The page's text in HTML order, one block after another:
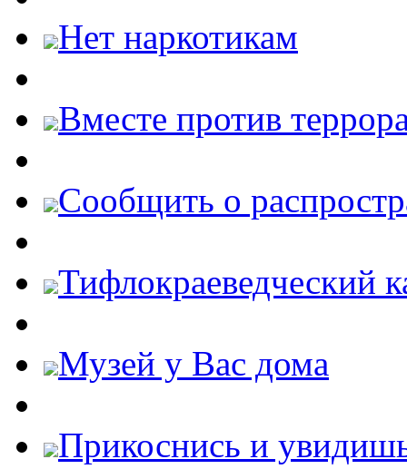
Нет наркотикам
Вместе против
Cообщить о
Тифлокраеведческий
Музей у Вас дома
Прикоснись и